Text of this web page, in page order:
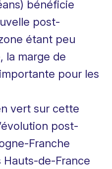
bénéficie
post-
étant peu
la marge de
pour les
vert sur cette
post-
Franche
Hauts-de-France